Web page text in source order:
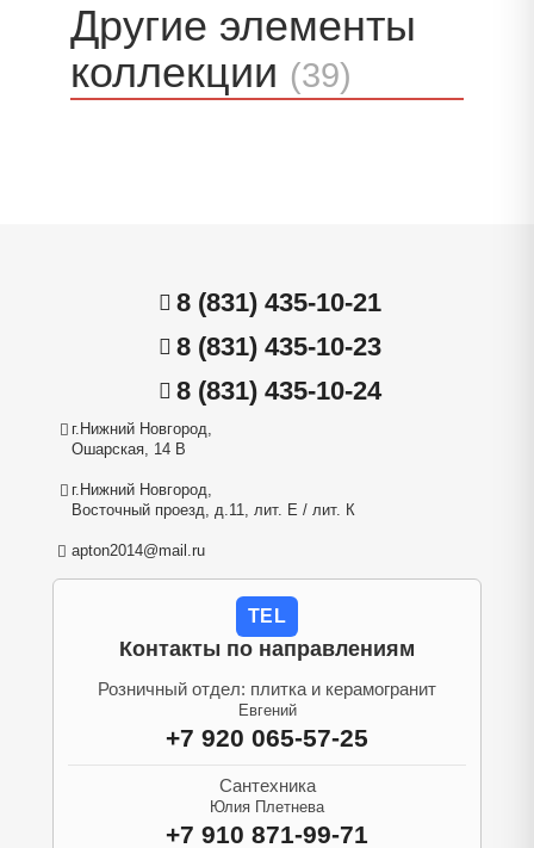
Другие элементы
коллекции (39)
8 (831) 435-10-21
8 (831) 435-10-23
8 (831) 435-10-24
г.Нижний Новгород,
Ошарская, 14 В
г.Нижний Новгород,
Восточный проезд, д.11, лит. Е / лит. К
apton2014@mail.ru
TEL
Контакты по направлениям
Розничный отдел: плитка и керамогранит
Евгений
+7 920 065-57-25
Сантехника
Юлия Плетнева
+7 910 871-99-71